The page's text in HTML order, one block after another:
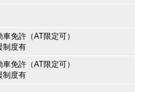
免許（AT限定可）
制度有
免許（AT限定可）
制度有